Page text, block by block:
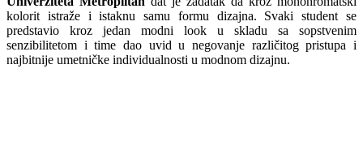
kolorit istraže i istaknu samu formu dizajna. Svaki student se
predstavio kroz jedan modni look u skladu sa sopstvenim
senzibilitetom i time dao uvid u negovanje različitog pristupa i
najbitnije umetničke individualnosti u modnom dizajnu.